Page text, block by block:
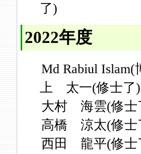
了)
2022年度
Md Rabiul Islam(
上 太一(修士了)
大村 海雲(修士
高橋 涼太(修士
西田 龍平(修士